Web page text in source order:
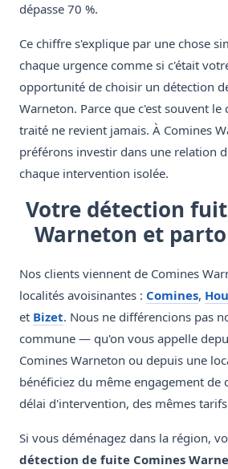
dépasse 70 %.
Ce chiffre s'explique par une chose
chaque urgence comme si c'était
opportunité de choisir un détection
Warneton. Parce que c'est souvent
traité ne revient jamais. À Comines
préférons investir dans une relation
chaque intervention isolée.
Votre détection
Warneton et
Nos clients viennent de Comines
localités avoisinantes : Comines,
et Bizet. Nous ne différencions pas
commune — qu'on vous appelle
Comines Warneton ou depuis une
bénéficiez du même engagement de
délai d'intervention, des mêmes
Si vous déménagez dans la région,
détection de fuite Comines